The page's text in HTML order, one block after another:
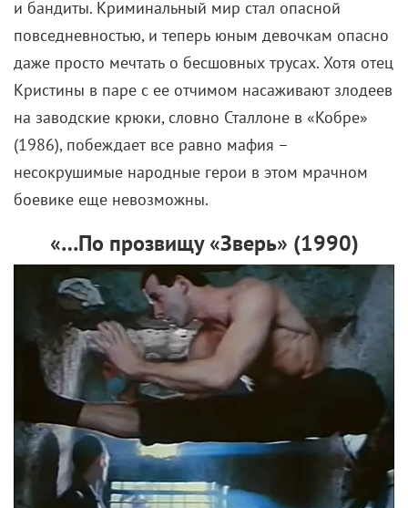
и бандиты. Криминальный мир стал опасной
повседневностью, и теперь юным девочкам опасно
даже просто мечтать о бесшовных трусах. Хотя отец
Кристины в паре с ее отчимом насаживают злодеев
на заводские крюки, словно Сталлоне в «Кобре»
(1986), побеждает все равно мафия –
несокрушимые народные герои в этом мрачном
боевике еще невозможны.
«…По прозвищу «Зверь» (1990)